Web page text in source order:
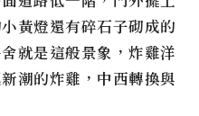
黃燈還有碎石子砌成的
就是這般景象，炸雞洋
潮的炸雞，中西轉換與